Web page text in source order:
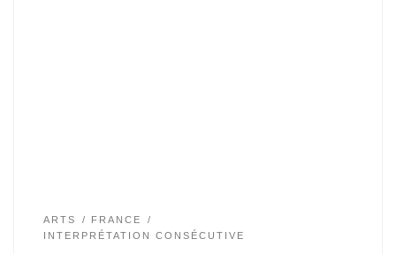
ARTS
FRANCE
INTERPRÉTATION CONSÉCUTIVE